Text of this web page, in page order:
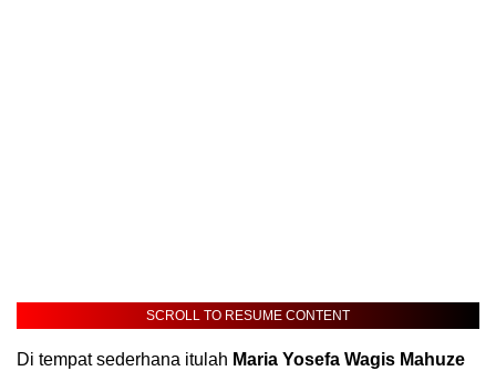
SCROLL TO RESUME CONTENT
Di tempat sederhana itulah Maria Yosefa Wagis Mahuze